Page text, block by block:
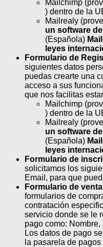
Mailchimp
) dentro de la
Mailrealy
un software
(Española)
leyes
Formulario de
siguientes datos
puedas crearte una
acceso a sus
que nos facilitas
Mailchimp
) dentro de la
Mailrealy
un software
(Española)
leyes
Formulario de
solicitamos los
Email, para que
Formulario de
formularios de
contratación
servicio donde se le
pago como:
Los datos de pago
la pasarela de